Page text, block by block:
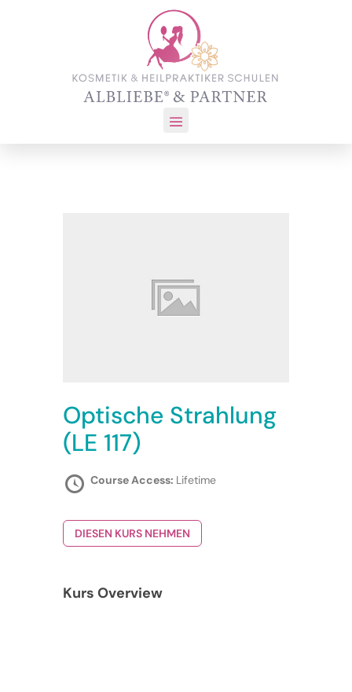
Optische Strahlung
(LE 117)
Course Access: Lifetime
DIESEN KURS NEHMEN
Kurs Overview